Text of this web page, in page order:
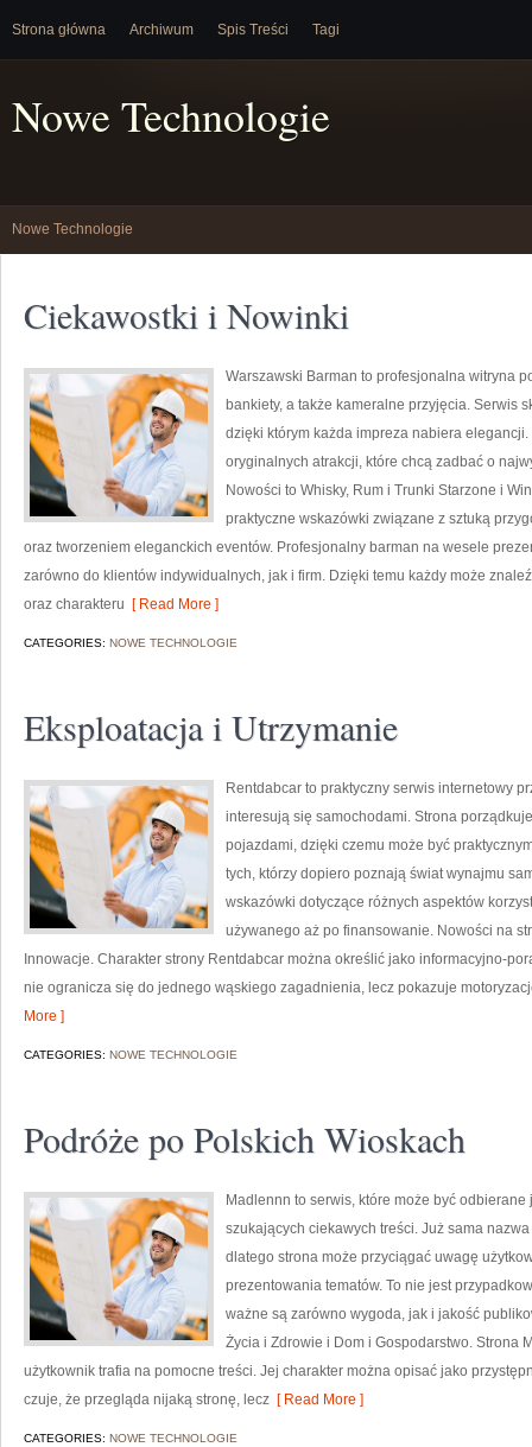
Strona główna Archiwum Spis Treści Tagi
Nowe Technologie
Nowe Technologie
Ciekawostki i Nowinki
Warszawski Barman to profesjonalna witryna
bankiety, a także kameralne przyjęcia. Serwis
dzięki którym każda impreza nabiera
oryginalnych atrakcji, które chcą zadbać o
Nowości to Whisky, Rum i Trunki Starzone i
praktyczne wskazówki związane z sztuką
oraz tworzeniem eleganckich eventów. Profesjonalny barman na wesele
zarówno do klientów indywidualnych, jak i firm. Dzięki temu każdy może
oraz charakteru [ Read More ]
CATEGORIES: NOWE TECHNOLOGIE
Eksploatacja i Utrzymanie
Rentdabcar to praktyczny serwis internetowy
interesują się samochodami. Strona
pojazdami, dzięki czemu może być
tych, którzy dopiero poznają świat wynajmu
wskazówki dotyczące różnych aspektów
używanego aż po finansowanie. Nowości na
Innowacje. Charakter strony Rentdabcar można określić jako informacyjno-
nie ogranicza się do jednego wąskiego zagadnienia, lecz pokazuje
More ]
CATEGORIES: NOWE TECHNOLOGIE
Podróże po Polskich Wioskach
Madlennn to serwis, które może być
szukających ciekawych treści. Już sama
dlatego strona może przyciągać uwagę
prezentowania tematów. To nie jest
ważne są zarówno wygoda, jak i jakość
Życia i Zdrowie i Dom i Gospodarstwo. Strona
użytkownik trafia na pomocne treści. Jej charakter można opisać jako
czuje, że przegląda nijaką stronę, lecz [ Read More ]
CATEGORIES: NOWE TECHNOLOGIE